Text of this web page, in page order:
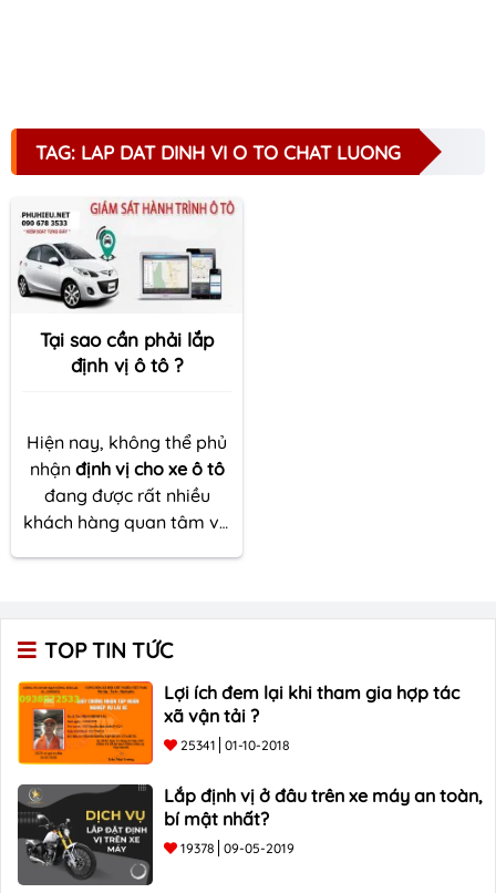
TAG: LAP DAT DINH VI O TO CHAT LUONG
Tại sao cần phải lắp
định vị ô tô ?
Hiện nay, không thể phủ
nhận định vị cho xe ô tô
đang được rất nhiều
khách hàng quan tâm và
hiểu qua bài viết này để
biết tầm quan trọng cảu
thiết bị giám sát hành
trìnhnhé!
TOP TIN TỨC
Lợi ích đem lại khi tham gia hợp tác
xã vận tải ?
25341 01-10-2018
Lắp định vị ở đâu trên xe máy an toàn,
bí mật nhất?
19378 09-05-2019